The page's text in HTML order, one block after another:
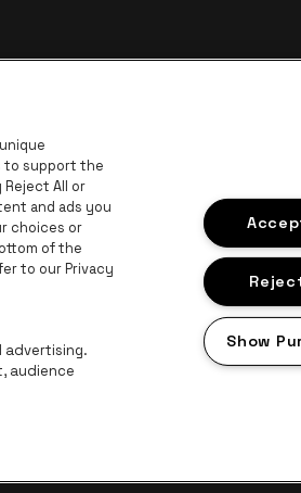
naar de website van Voka Limburg
Ga naar de website van
logo van Jameson in offwhite
Ga naar de website van Het logo
Ga naar
Ga naar de website van Lotto
to support the
All or
and ads you
choices or
of the
to our Privacy
advertising.
audience
Show